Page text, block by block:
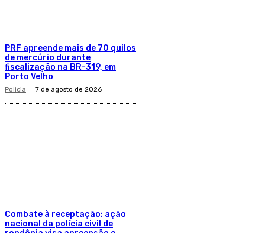
PRF apreende mais de 70 quilos
de mercúrio durante
fiscalização na BR-319, em
Porto Velho
Policia 7 de agosto de 2026
Combate à receptação: ação
nacional da polícia civil de